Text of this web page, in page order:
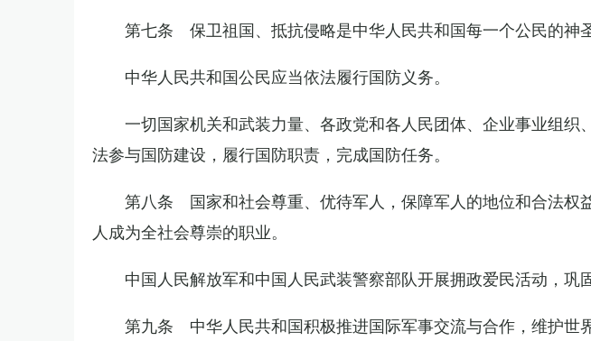
第七条 保卫祖国、抵抗侵略是中华人民共和国每一个公民的神圣
中华人民共和国公民应当依法履行国防义务。
一切国家机关和武装力量、各政党和各人民团体、企业事业组织
法参与国防建设，履行国防职责，完成国防任务。
第八条 国家和社会尊重、优待军人，保障军人的地位和合法权
人成为全社会尊崇的职业。
中国人民解放军和中国人民武装警察部队开展拥政爱民活动，巩
第九条 中华人民共和国积极推进国际军事交流与合作，维护世